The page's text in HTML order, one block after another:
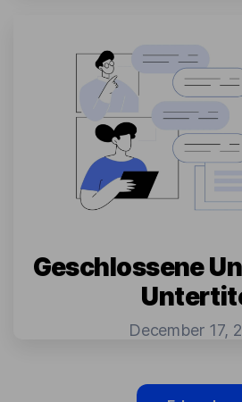
Geschlossene
December 17,